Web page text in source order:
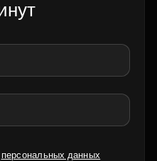
персональных данных